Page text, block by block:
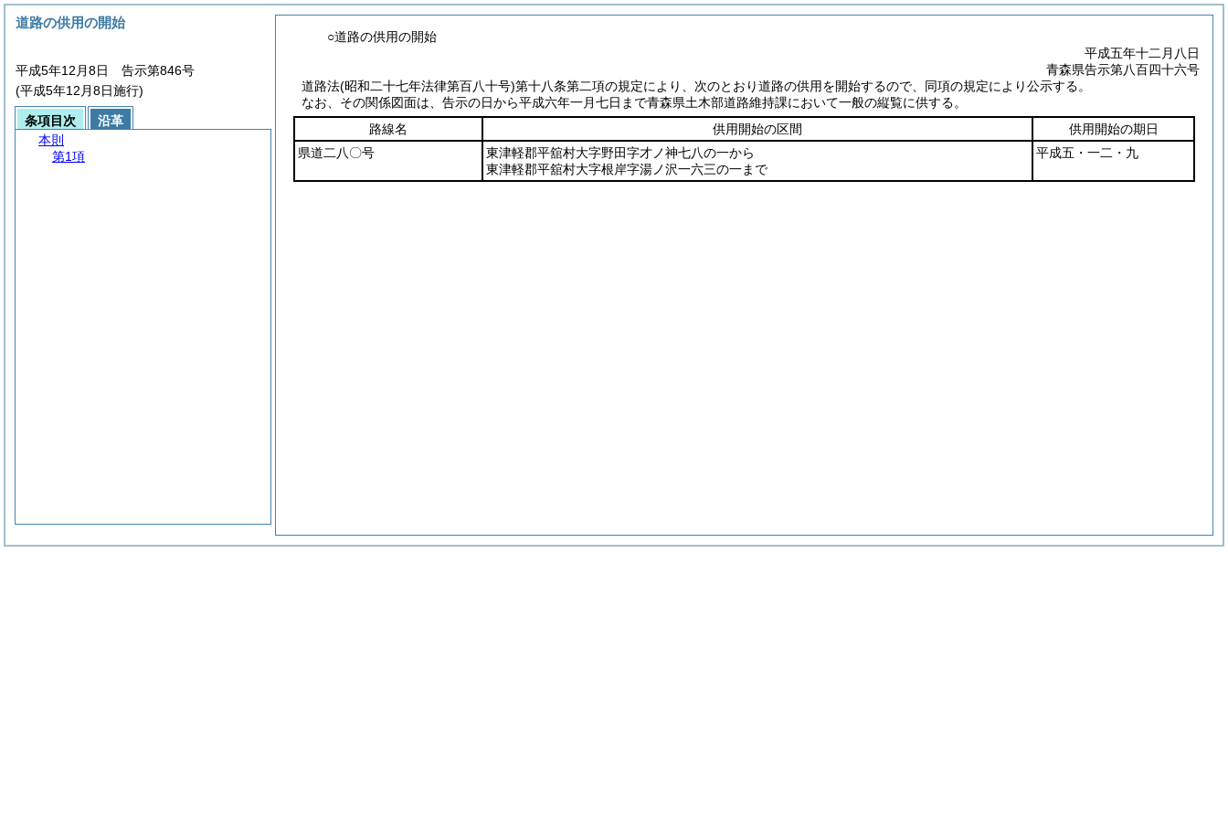
○道路の供用の開始
平成五年十二月八日
青森県告示第八百四十六号
道路法(昭和二十七年法律第百八十号)第十八条第二項の規定により、次のとおり道路の供用を開始するので、同項の規定により公示する。
なお、その関係図面は、告示の日から平成六年一月七日まで青森県土木部道路維持課において一般の縦覧に供する。
路線名
供用開始の区間
供用開始の期日
県道二八〇号
東津軽郡平舘村大字野田字才ノ神七八の一から
東津軽郡平舘村大字根岸字湯ノ沢一六三の一まで
平成五・一二・九
道路の供用の開始
平成5年12月8日 告示第846号
(平成5年12月8日施行)
条項目次
沿革
本則
第1項